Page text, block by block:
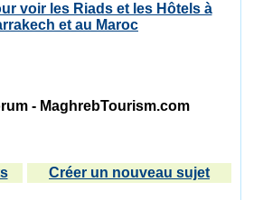
voir les Riads et les Hôtels à
et au Maroc
- MaghrebTourism.com
Créer un nouveau sujet